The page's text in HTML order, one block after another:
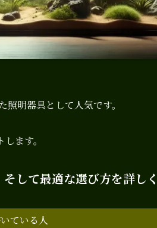
明器具として人気です。
ます。
して最適な選び方を詳し
ている人